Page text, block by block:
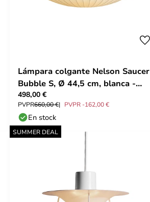
Lámpara colgante Nelson Saucer
Bubble S, Ø 44,5 cm, blanca -
HAY
498,00 €
PVPR660,00 € PVPR -162,00 €
En stock
SUMMER DEAL